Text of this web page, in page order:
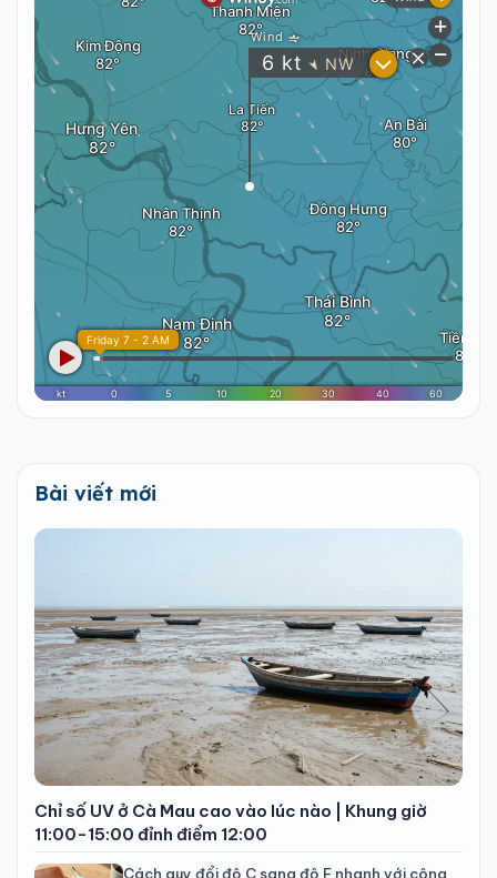
Bài viết mới
Chỉ số UV ở Cà Mau cao vào lúc nào | Khung giờ
11:00-15:00 đỉnh điểm 12:00
Cách quy đổi độ C sang độ F nhanh với công